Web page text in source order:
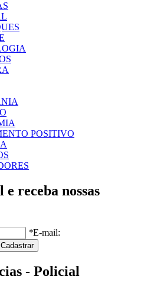
POSITIVO
receba nossas
*E-mail:
- Policial